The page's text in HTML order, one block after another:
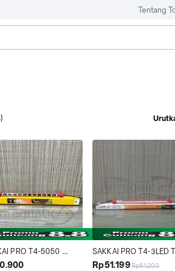
Tentang
)
PRO T4-5050
LAMPU LED 40CM
SAKKAI PRO T4-3LED
40CM LAMPU UVA+UVC
Rp51.199Rp51.200